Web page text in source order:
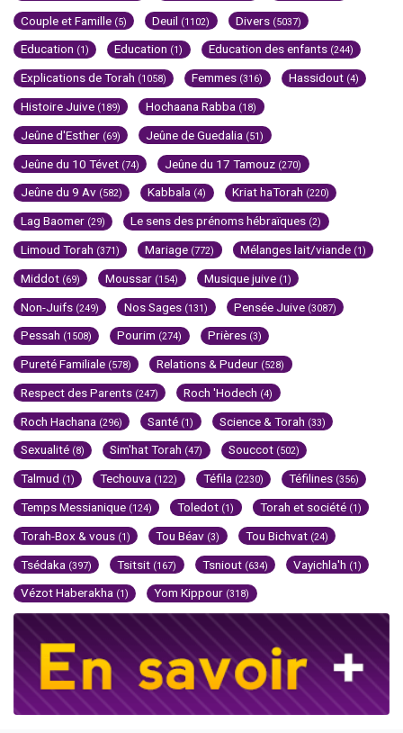
Couple et Famille (5) Deuil (1102) Divers (5037)
Education (1) Education (1) Education des enfants (244)
Explications de Torah (1058) Femmes (316) Hassidout (4)
Histoire Juive (189) Hochaana Rabba (18)
Jeûne d'Esther (69) Jeûne de Guedalia (51)
Jeûne du 10 Tévet (74) Jeûne du 17 Tamouz (270)
Jeûne du 9 Av (582) Kabbala (4) Kriat haTorah (220)
Lag Baomer (29) Le sens des prénoms hébraïques (2)
Limoud Torah (371) Mariage (772) Mélanges lait/viande (1)
Middot (69) Moussar (154) Musique juive (1)
Non-Juifs (249) Nos Sages (131) Pensée Juive (3087)
Pessah (1508) Pourim (274) Prières (3)
Pureté Familiale (578) Relations & Pudeur (528)
Respect des Parents (247) Roch 'Hodech (4)
Roch Hachana (296) Santé (1) Science & Torah (33)
Sexualité (8) Sim'hat Torah (47) Souccot (502)
Talmud (1) Techouva (122) Téfila (2230) Téfilines (356)
Temps Messianique (124) Toledot (1) Torah et société (1)
Torah-Box & vous (1) Tou Béav (3) Tou Bichvat (24)
Tsédaka (397) Tsitsit (167) Tsniout (634) Vayichla'h (1)
Vézot Haberakha (1) Yom Kippour (318)